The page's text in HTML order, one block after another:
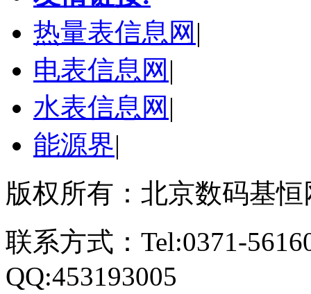
热量表信息网 |
电表信息网 |
水表信息网 |
能源界|
版权所有：北京数码基
联系方式：Tel:0371-
QQ:453193005